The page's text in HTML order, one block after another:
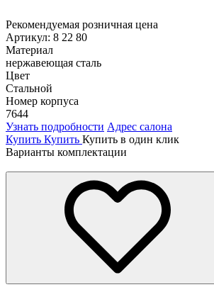
Рекомендуемая розничная цена
Артикул: 8 22 80
Материал
нержавеющая сталь
Цвет
Стальной
Номер корпуса
7644
Узнать подробности Адрес салона
Купить Купить Купить в один клик
Варианты комплектации